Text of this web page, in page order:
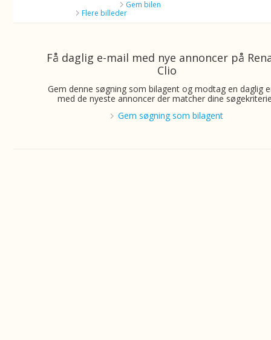
Gem bilen
Flere billeder
Få daglig e-mail med nye annoncer på
Clio
Gem denne søgning som bilagent og modtag en daglig
med de nyeste annoncer der matcher dine
Gem søgning som bilagent